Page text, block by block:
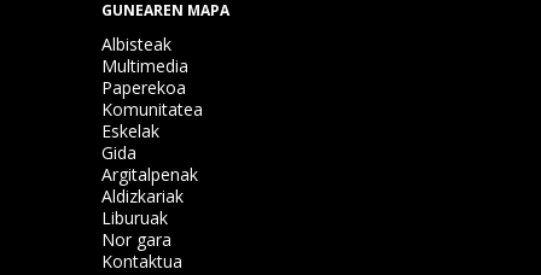
GUNEAREN MAPA
Albisteak
Multimedia
Paperekoa
Komunitatea
Eskelak
Gida
Argitalpenak
Aldizkariak
Liburuak
Nor gara
Kontaktua